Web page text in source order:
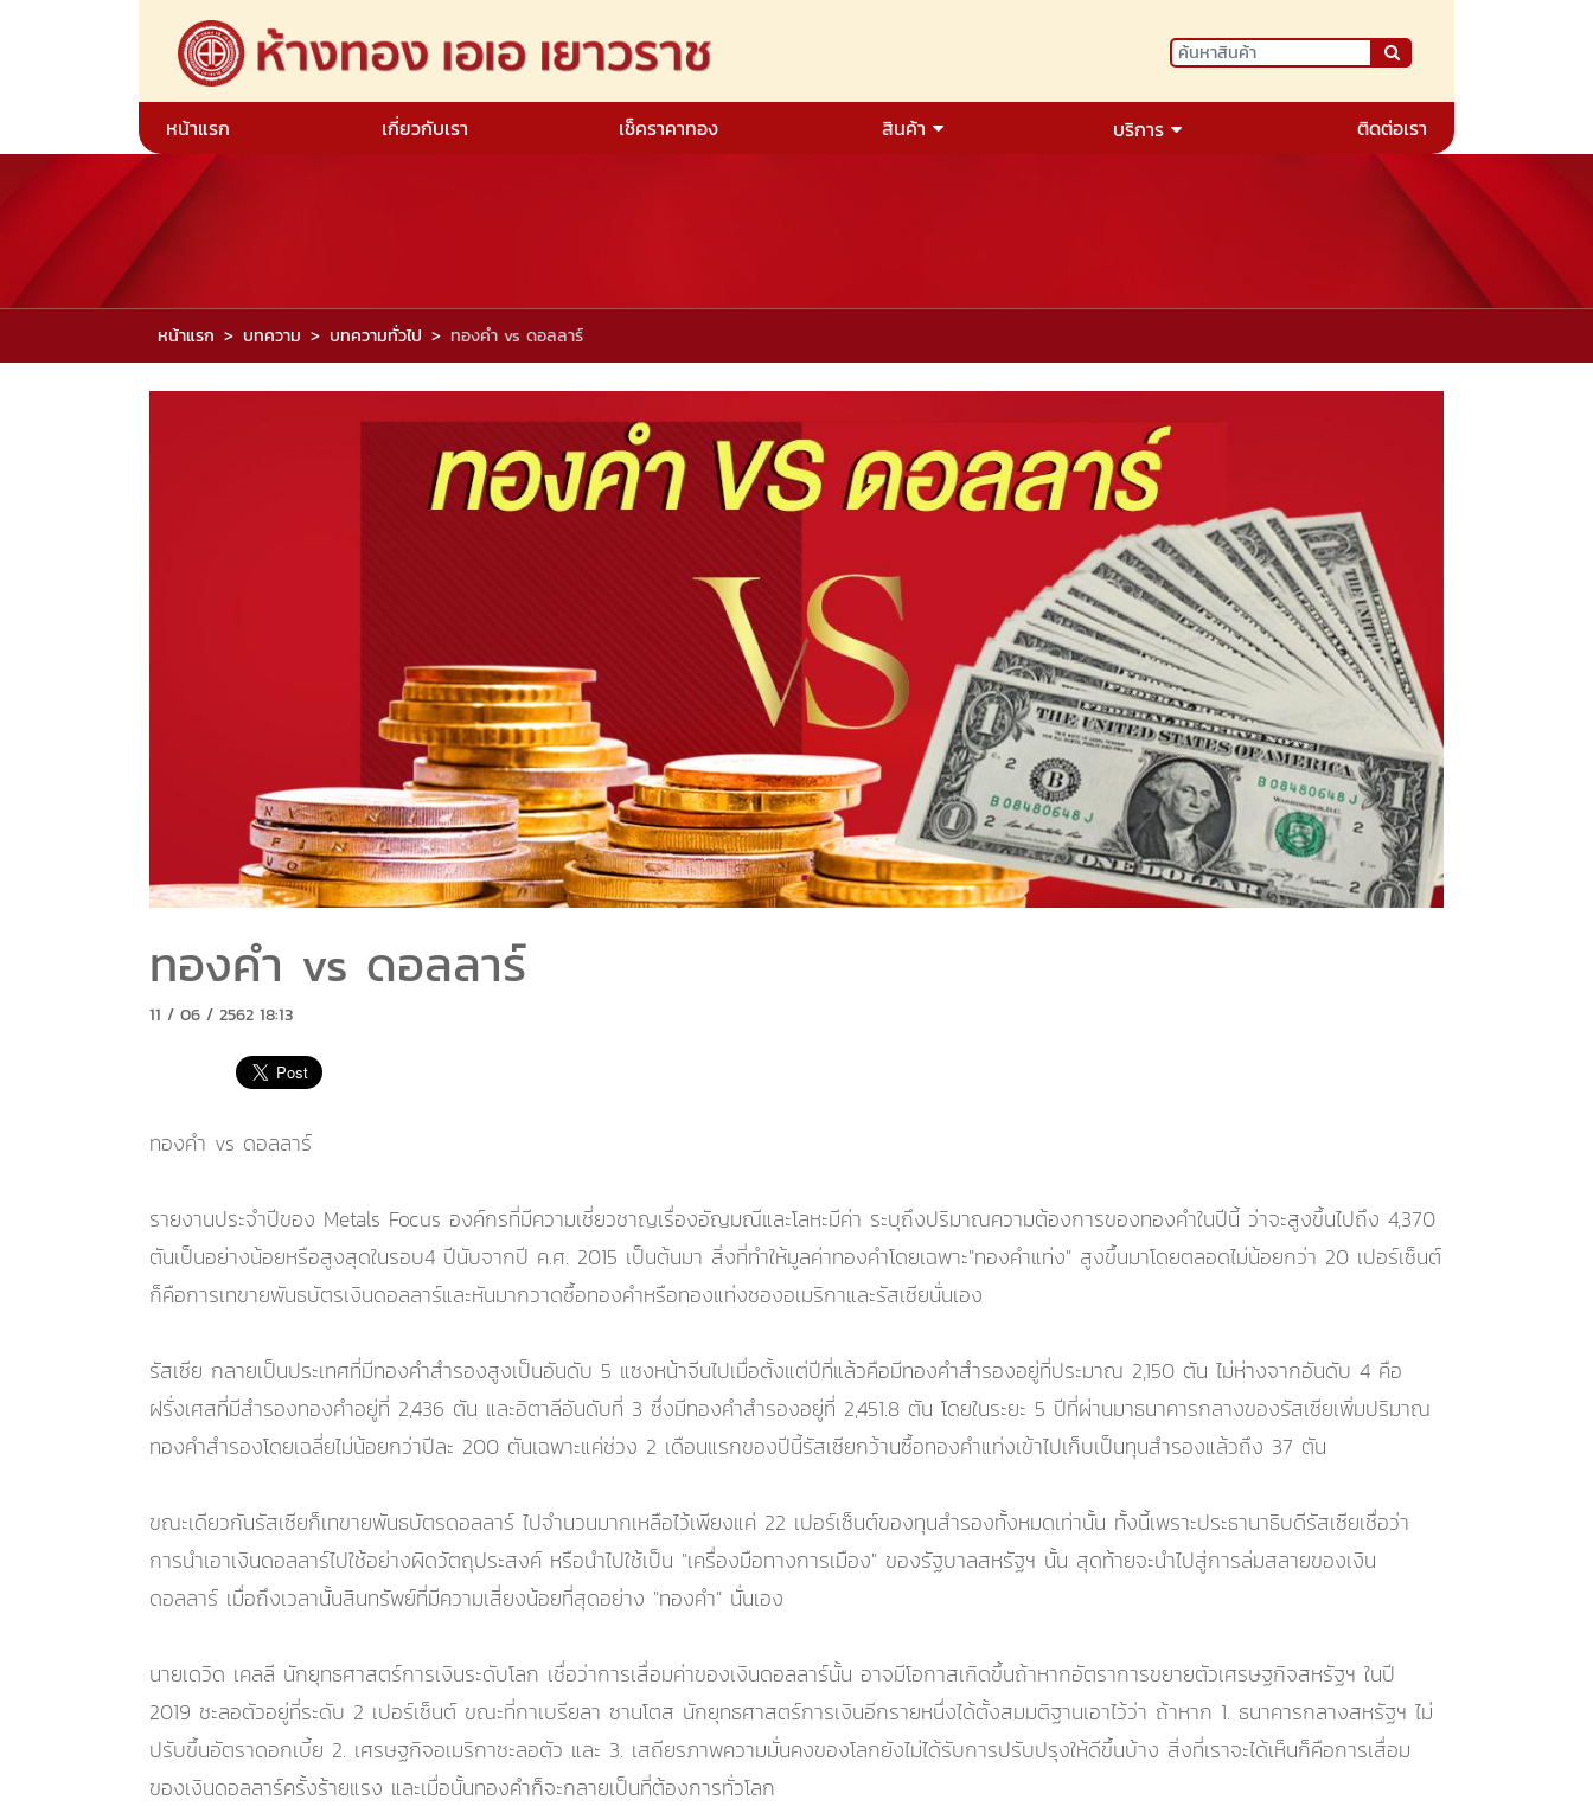
หน้าแรก เกี่ยวกับเรา เช็คราคาทอง สินค้า บริการ ติดต่อเรา
หน้าแรก บทความ บทความทั่วไป ทองคำ vs ดอลลาร์
ทองคำ vs ดอลลาร์
11 / 06 / 2562 18:13
ทองคำ vs ดอลลาร์
รายงานประจำปีของ Metals Focus องค์กรที่มีความเชี่ยวชาญเรื่องอัญมณีและโลหะมีค่า ระบุถึงปริมาณความต้องการของทองคำในปีนี้ ว่าจะสูงขึ้นไปถึง 4,370
ตันเป็นอย่างน้อยหรือสูงสุดในรอบ4 ปีนับจากปี ค.ศ. 2015 เป็นต้นมา สิ่งที่ทำให้มูลค่าทองคำโดยเฉพาะ"ทองคำแท่ง" สูงขึ้นมาโดยตลอดไม่น้อยกว่า 20 เปอร์เซ็นต์
ก็คือการเทขายพันธบัตรเงินดอลลาร์และหันมากวาดซื้อทองคำหรือทองแท่งชองอเมริกาและรัสเซียนั่นเอง
รัสเซีย กลายเป็นประเทศที่มีทองคำสำรองสูงเป็นอันดับ 5 แซงหน้าจีนไปเมื่อตั้งแต่ปีที่แล้วคือมีทองคำสำรองอยู่ที่ประมาณ 2,150 ตัน ไม่ห่างจากอันดับ 4 คือ
ฝรั่งเศสที่มีสำรองทองคำอยู่ที่ 2,436 ตัน และอิตาลีอันดับที่ 3 ซึ่งมีทองคำสำรองอยู่ที่ 2,451.8 ตัน โดยในระยะ 5 ปีที่ผ่านมาธนาคารกลางของรัสเซียเพิ่มปริมาณ
ทองคำสำรองโดยเฉลี่ยไม่น้อยกว่าปีละ 200 ตันเฉพาะแค่ช่วง 2 เดือนแรกของปีนี้รัสเซียกว้านซื้อทองคำแท่งเข้าไปเก็บเป็นทุนสำรองแล้วถึง 37 ตัน
ขณะเดียวกันรัสเซียก็เทขายพันธบัตรดอลลาร์ ไปจำนวนมากเหลือไว้เพียงแค่ 22 เปอร์เซ็นต์ของทุนสำรองทั้งหมดเท่านั้น ทั้งนี้เพราะประธานาธิบดีรัสเซียเชื่อว่า
การนำเอาเงินดอลลาร์ไปใช้อย่างผิดวัตถุประสงค์ หรือนำไปใช้เป็น "เครื่องมือทางการเมือง" ของรัฐบาลสหรัฐฯ นั้น สุดท้ายจะนำไปสู่การล่มสลายของเงิน
ดอลลาร์ เมื่อถึงเวลานั้นสินทรัพย์ที่มีความเสี่ยงน้อยที่สุดอย่าง "ทองคำ" นั่นเอง
นายเดวิด เคลลี นักยุทธศาสตร์การเงินระดับโลก เชื่อว่าการเสื่อมค่าของเงินดอลลาร์นั้น อาจมีโอกาสเกิดขึ้นถ้าหากอัตราการขยายตัวเศรษฐกิจสหรัฐฯ ในปี
2019 ชะลอตัวอยู่ที่ระดับ 2 เปอร์เซ็นต์ ขณะที่กาเบรียลา ซานโตส นักยุทธศาสตร์การเงินอีกรายหนึ่งได้ตั้งสมมติฐานเอาไว้ว่า ถ้าหาก 1. ธนาคารกลางสหรัฐฯ ไม่
ปรับขึ้นอัตราดอกเบี้ย 2. เศรษฐกิจอเมริกาชะลอตัว และ 3. เสถียรภาพความมั่นคงของโลกยังไม่ได้รับการปรับปรุงให้ดีขึ้นบ้าง สิ่งที่เราจะได้เห็นก็คือการเสื่อม
ของเงินดอลลาร์ครั้งร้ายแรง และเมื่อนั้นทองคำก็จะกลายเป็นที่ต้องการทั่วโลก